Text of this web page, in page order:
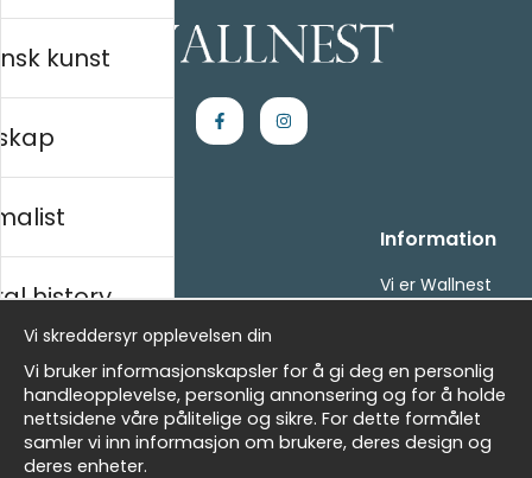
Kontakt oss
- Returer och återbetalningar
- Leverans - enkelt, snabbt &amp; gratis
Om cookies
Mine favoritter
Information
Vi er Wallnest
Nyhetsbrev
kunst
history
Vi skreddersyr opplevelsen din
Vi bruker informasjonskapsler for å gi deg en personlig
handleopplevelse, personlig annonsering og for å holde
nettsidene våre pålitelige og sikre. For dette formålet
samler vi inn informasjon om brukere, deres design og
deres enheter.